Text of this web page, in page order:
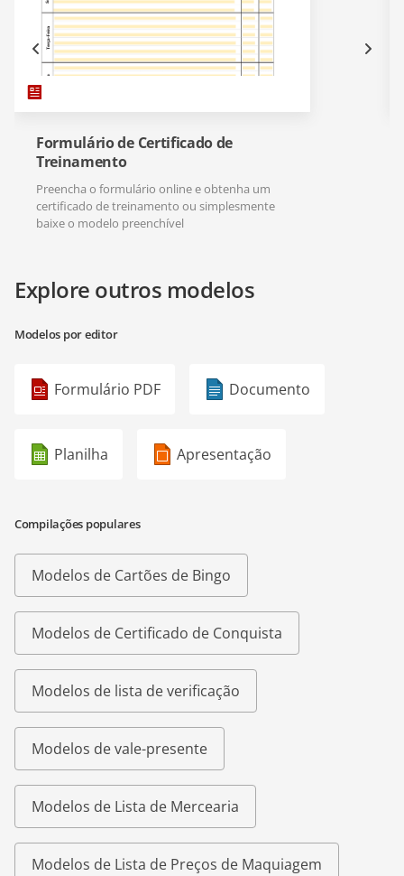
Formulário de Certificado de
Treinamento
Preencha o formulário online e obtenha um
certificado de treinamento ou simplesmente
baixe o modelo preenchível
Explore outros modelos
Modelos por editor
Formulário PDF Documento
Planilha Apresentação
Compilações populares
Modelos de Cartões de Bingo
Modelos de Certificado de Conquista
Modelos de lista de verificação
Modelos de vale-presente
Modelos de Lista de Mercearia
Modelos de Lista de Preços de Maquiagem